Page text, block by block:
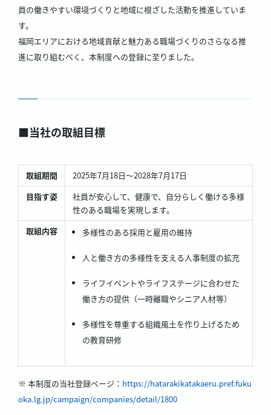
員の働きやすい環境づくりと地域に根ざした活動を推進していま
す。
福岡エリアにおける地域貢献と魅力ある職場づくりのさらなる推
進に取り組むべく、本制度への登録に至りました。
■当社の取組目標
取組期間
2025年7月18日～2028年7月17日
目指す姿
社員が安心して、健康で、自分らしく働ける多様
性のある職場を実現します。
取組内容
多様性のある採用と雇用の維持
人と働き方の多様性を支える人事制度の拡充
ライフイベントやライフステージに合わせた
働き方の提供（一時離職やシニア人材等）
多様性を尊重する組織風土を作り上げるため
の教育研修
※ 本制度の当社登録ページ： https://hatarakikatakaeru.pref.fuku
oka.lg.jp/campaign/companies/detail/1800